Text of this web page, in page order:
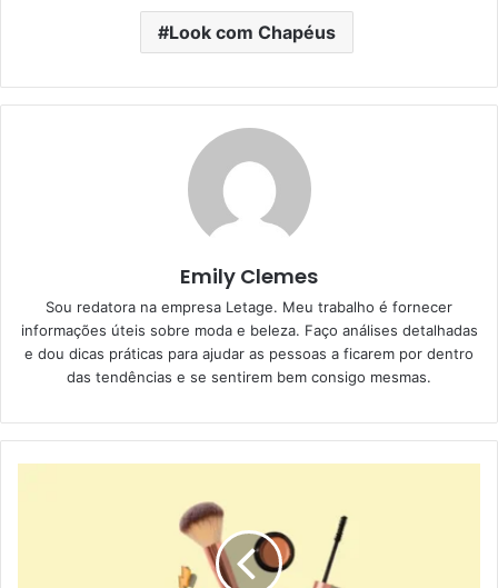
Look com Chapéus
Emily Clemes
Sou redatora na empresa Letage. Meu trabalho é fornecer
informações úteis sobre moda e beleza. Faço análises detalhadas
e dou dicas práticas para ajudar as pessoas a ficarem por dentro
das tendências e se sentirem bem consigo mesmas.